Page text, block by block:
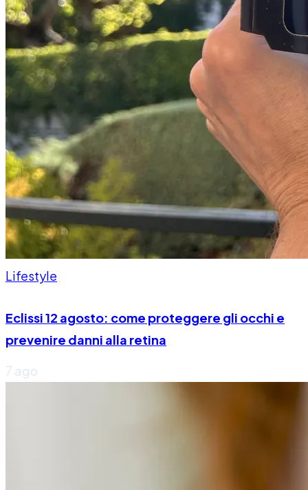
Lifestyle
Eclissi 12 agosto: come proteggere gli occhi e
prevenire danni alla retina
7 ago